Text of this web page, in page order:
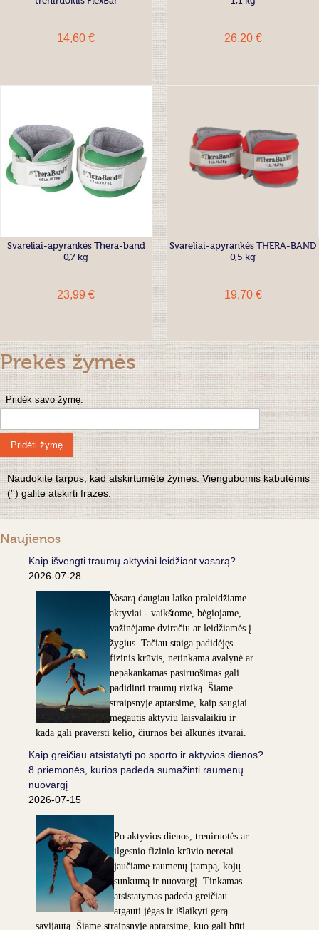
14,60 € 26,20 €
Svareliai-apyrankės Thera-band
0,7 kg
23,99 €
Svareliai-apyrankės THERA-BAND
0,5 kg
19,70 €
Prekės žymės
Pridėk savo žymę:
Pridėti žymę
Naudokite tarpus, kad atskirtumėte žymes. Viengubomis kabutėmis
('') galite atskirti frazes.
Naujienos
Kaip išvengti traumų aktyviai leidžiant vasarą?
2026-07-28
Vasarą daugiau laiko praleidžiame
aktyviai - vaikštome, bėgiojame,
važinėjame dviračiu ar leidžiamės į
žygius. Tačiau staiga padidėjęs
fizinis krūvis, netinkama avalynė ar
nepakankamas pasiruošimas gali
padidinti traumų riziką. Šiame
straipsnyje aptarsime, kaip saugiai
mėgautis aktyviu laisvalaikiu ir
kada gali praversti kelio, čiurnos bei alkūnės įtvarai.
Kaip greičiau atsistatyti po sporto ir aktyvios dienos?
8 priemonės, kurios padeda sumažinti raumenų
nuovargį
2026-07-15
Po aktyvios dienos, treniruotės ar
ilgesnio fizinio krūvio neretai
jaučiame raumenų įtampą, kojų
sunkumą ir nuovargį. Tinkamas
atsistatymas padeda greičiau
atgauti jėgas ir išlaikyti gerą
savijautą. Šiame straipsnyje aptarsime, kuo gali būti